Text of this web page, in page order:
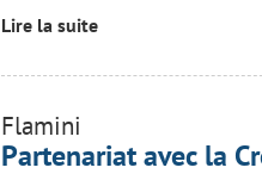
Lire la suite
Flamini
Partenariat avec la